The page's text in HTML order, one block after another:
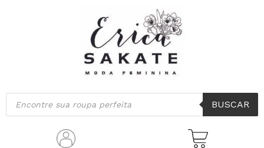
Pesquisar
produtos
BUSCAR
por
mais
recente